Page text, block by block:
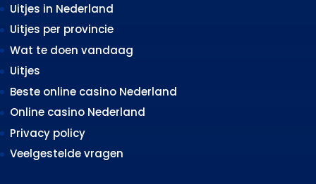
Uitjes in Nederland
Uitjes per provincie
Wat te doen vandaag
Uitjes
Beste online casino Nederland
Online casino Nederland
Privacy policy
Veelgestelde vragen